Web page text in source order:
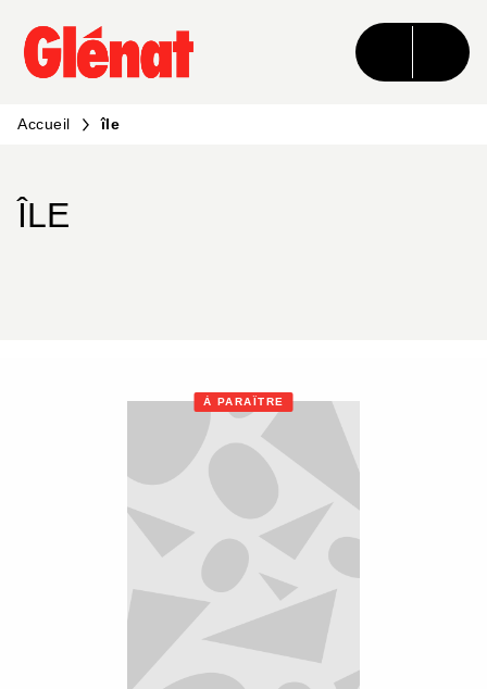
MENU RECHERCHE CONTENU
PIED DE PAGE
Accueil île
ÎLE
À PARAÎTRE